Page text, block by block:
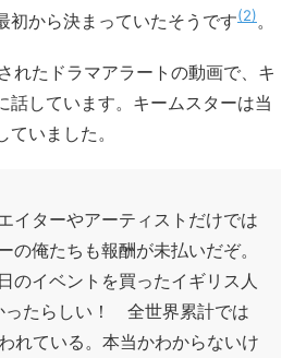
初から決まっていたそうです 2 。
れたドラマアラートの動画で、キ
話しています。キームスターは当
いました。
イターやアーティストだけでは
の俺たちも報酬が未払いだぞ。
のイベントを買ったイギリス人
ったらしい！ 全世界累計では
れている。本当かわからないけ